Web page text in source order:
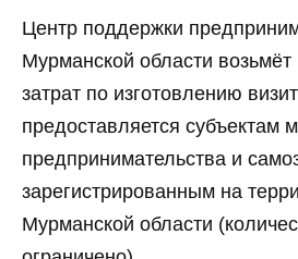
Центр поддержки
Мурманской области возьмёт
затрат по изготовлению
предоставляется субъектам
предпринимательства и
зарегистрированным на
Мурманской области